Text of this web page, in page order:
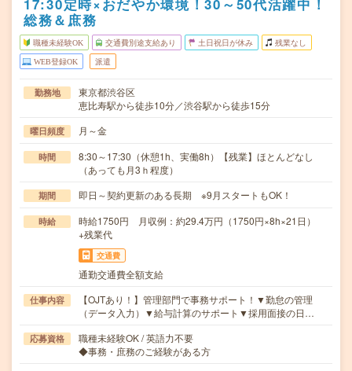
17:30定時×おだやか環境！30～50代活躍中！
総務＆庶務
職種未経験OK 交通費別途支給あり 土日祝日が休み 残業なし
WEB登録OK 派遣
勤務地
東京都渋谷区
恵比寿駅から徒歩10分／渋谷駅から徒歩15分
曜日頻度 月～金
時間
8:30～17:30（休憩1h、実働8h）【残業】ほとんどなし
（あっても月3ｈ程度）
期間 即日～契約更新のある長期 ※9月スタートもOK！
時給
時給1750円 月収例：約29.4万円（1750円×8h×21日）
+残業代
交通費
通勤交通費全額支給
仕事内容
【OJTあり！】管理部門で事務サポート！▼勤怠の管理
（データ入力）▼給与計算のサポート▼採用面接の日…
応募資格
職種未経験OK / 英語力不要
◆事務・庶務のご経験がある方